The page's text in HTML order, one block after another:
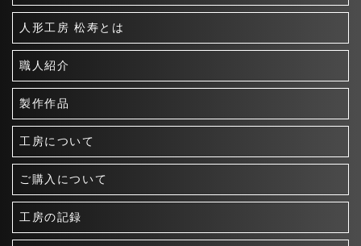
人形工房 松寿とは
職人紹介
製作作品
工房について
ご購入について
工房の記録